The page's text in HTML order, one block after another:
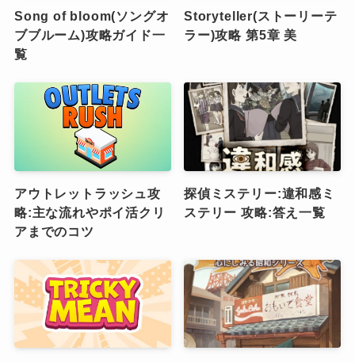
Song of bloom(ソングオ
ブブルーム)攻略ガイド一
覧
Storyteller(ストーリーテ
ラー)攻略 第5章 美
アウトレットラッシュ攻
略:主な流れやポイ活クリ
アまでのコツ
探偵ミステリー:違和感ミ
ステリー 攻略:答え一覧